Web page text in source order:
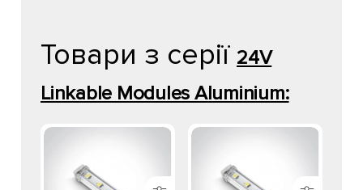
Товари з серії 24V
Linkable Modules Aluminium: